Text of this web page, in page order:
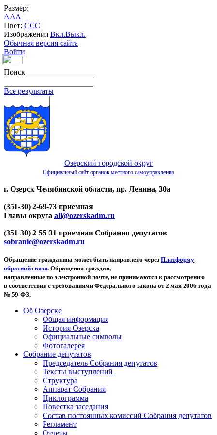
Размер:
AAA
Цвет: CCC
Изображения Вкл.Выкл.
Обычная версия сайта
Войти
Поиск
Все результаты
Озерский городской округ
Официальный сайт органов местного самоуправления
г. Озерск Челябинской области, пр. Ленина, 30а
(351-30) 2-69-73 приемная
Главы округа all@ozerskadm.ru
(351-30) 2-55-31 приемная Собрания депутатов
sobranie@ozerskadm.ru
Обращение гражданина может быть направлено через Платформу
обратной связи. Обращения граждан,
направленные по электронной почте, не принимаются к рассмотрению
в соответствии с требованиями Федерального закона от 2 мая 2006 года
№ 59-ФЗ.
Об Озерске
Общая информация
История Озерска
Официальные символы
Фотогалерея
Собрание депутатов
Председатель Собрания депутатов
Тексты выступлений
Структура
Аппарат Собрания
Циклограмма
Повестка заседания
Состав постоянных комиссий Собрания депутатов
Регламент
Отчеты